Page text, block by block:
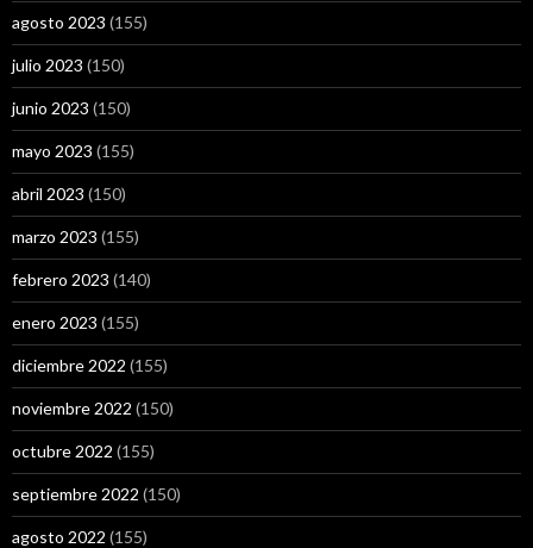
agosto 2023 (155)
julio 2023 (150)
junio 2023 (150)
mayo 2023 (155)
abril 2023 (150)
marzo 2023 (155)
febrero 2023 (140)
enero 2023 (155)
diciembre 2022 (155)
noviembre 2022 (150)
octubre 2022 (155)
septiembre 2022 (150)
agosto 2022 (155)